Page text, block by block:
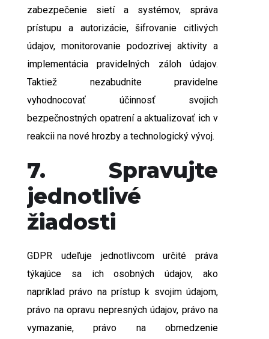
zabezpečenie sietí a systémov, správa
prístupu a autorizácie, šifrovanie citlivých
údajov, monitorovanie podozrivej aktivity a
implementácia pravidelných záloh údajov.
Taktiež nezabudnite pravidelne
vyhodnocovať účinnosť svojich
bezpečnostných opatrení a aktualizovať ich v
reakcii na nové hrozby a technologický vývoj.
7. Spravujte
jednotlivé
žiadosti
GDPR udeľuje jednotlivcom určité práva
týkajúce sa ich osobných údajov, ako
napríklad právo na prístup k svojim údajom,
právo na opravu nepresných údajov, právo na
vymazanie, právo na obmedzenie